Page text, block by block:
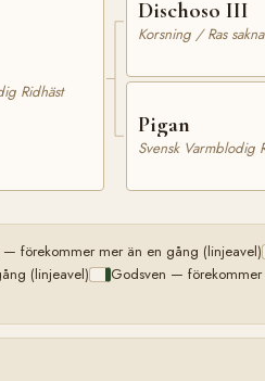
Ridhäst
Dischoso III
Korsning / Ras
Pigan
Svensk Varmblodig
— förekommer mer än en gång (linjeavel)
(linjeavel)
Godsven —